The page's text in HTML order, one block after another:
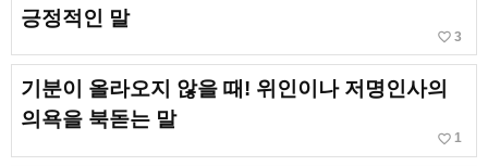
긍정적인 말
favorite_border 3
기분이 올라오지 않을 때! 위인이나 저명인사의
의욕을 북돋는 말
favorite_border 1